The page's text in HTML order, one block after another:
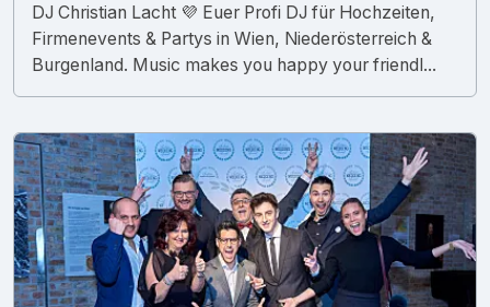
DJ Christian Lacht 💜 Euer Profi DJ für Hochzeiten,
Firmenevents & Partys in Wien, Niederösterreich &
Burgenland. Music makes you happy your friendl...